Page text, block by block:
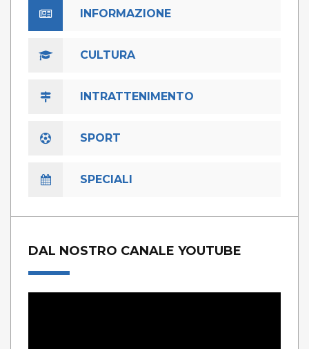
INFORMAZIONE
CULTURA
INTRATTENIMENTO
SPORT
SPECIALI
DAL NOSTRO CANALE YOUTUBE